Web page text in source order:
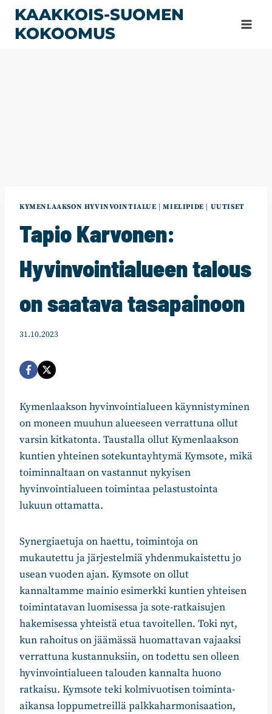
Siirry
sisältöön
KAAKKOIS-SUOMEN
KOKOOMUS
KYMENLAAKSON HYVINVOINTIALUE |MIELIPIDE | UUTISET
Tapio Karvonen:
Hyvinvointialueen talous
on saatava tasapainoon
31.10.2023
Kymenlaakson hyvinvointialueen käynnistyminen
on moneen muuhun alueeseen verrattuna ollut
varsin kitkatonta. Taustalla ollut Kymenlaakson
kuntien yhteinen sotekuntayhtymä Kymsote, mikä
toiminnaltaan on vastannut nykyisen
hyvinvointialueen toimintaa pelastustointa
lukuun ottamatta.
Synergiaetuja on haettu, toimintoja on
mukautettu ja järjestelmiä yhdenmukaistettu jo
usean vuoden ajan. Kymsote on ollut
kannaltamme mainio esimerkki kuntien yhteisen
toimintatavan luomisessa ja sote-ratkaisujen
hakemisessa yhteistä etua tavoitellen. Toki nyt,
kun rahoitus on jäämässä huomattavan vajaaksi
verrattuna kustannuksiin, on todettu sen olleen
hyvinvointialueen talouden kannalta huono
ratkaisu. Kymsote teki kolmivuotisen toiminta-
aikansa loppumetreillä palkkaharmonisaation,